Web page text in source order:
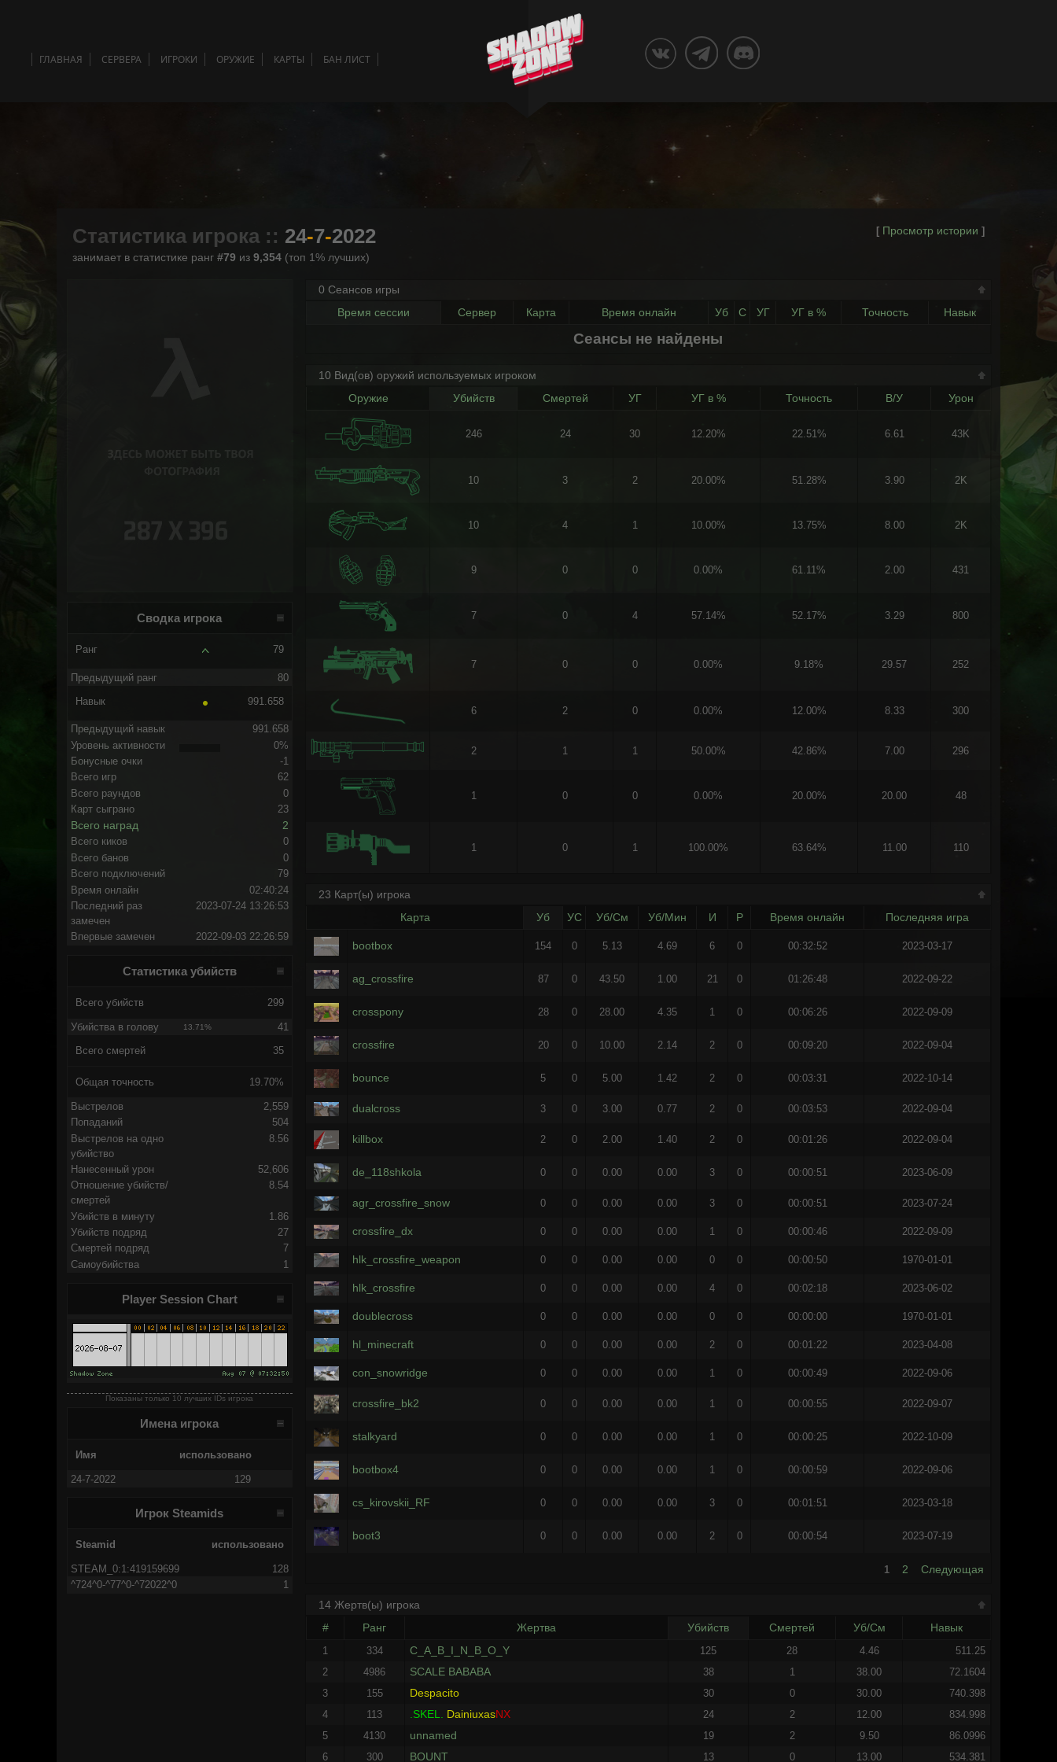
ГЛАВНАЯ СЕРВЕРА ИГРОКИ ОРУЖИЕ КАРТЫ БАН ЛИСТ
[ Просмотр истории ]
Статистика игрока :: 24-7-2022
занимает в статистике ранг #79 из 9,354(топ 1% лучших)
Сводка игрока
Ранг 79
Предыдущий ранг 80
Навык 991.658
Предыдущий навык
991.658
Уровень активности
0%
Бонусные очки
-1
Всего игр
62
Всего раундов
0
Карт сыграно
23
Всего наград 2
Всего киков
0
Всего банов
0
Всего подключений
79
Время онлайн
02:40:24
Последний раз
замечен
2023-07-24 13:26:53
Впервые замечен 2022-09-03 22:26:59
Статистика убийств
Всего убийств 299
Убийства в голову 13.71% 41
Всего смертей 35
Общая точность 19.70%
Выстрелов
2,559
Попаданий
504
Выстрелов на одно
убийство
8.56
Нанесенный урон
52,606
Отношение убийств/
смертей
8.54
Убийств в минуту
1.86
Убийств подряд
27
Смертей подряд
7
Самоубийства
1
Player Session Chart
Показаны только 10 лучших IDs игрока
Имена игрока
Имя использовано
24-7-2022 129
Игрок Steamids
Steamid использовано
STEAM_0:1:419159699
128
^724^0-^77^0-^72022^0
1
0 Сеансов игры
Время сессии
Сервер Карта Время онлайн Уб С УГ УГ в % Точность Навык
Сеансы не найдены
10 Вид(ов) оружий используемых игроком
Оружие
Убийств Смертей УГ УГ в % Точность В/У Урон
246 24 30 12.20% 22.51% 6.61 43K
10 3 2 20.00% 51.28% 3.90 2K
10 4 1 10.00% 13.75% 8.00 2K
9 0 0 0.00% 61.11% 2.00 431
7 0 4 57.14% 52.17% 3.29 800
7 0 0 0.00% 9.18% 29.57 252
6 2 0 0.00% 12.00% 8.33 300
2 1 1 50.00% 42.86% 7.00 296
1 0 0 0.00% 20.00% 20.00 48
1 0 1 100.00% 63.64% 11.00 110
23 Карт(ы) игрока
Карта
Уб УС Уб/См Уб/Мин И Р Время онлайн Последняя игра
bootbox 154 0 5.13 4.69 6 0 00:32:52 2023-03-17
ag_crossfire 87 0 43.50 1.00 21 0 01:26:48 2022-09-22
crosspony 28 0 28.00 4.35 1 0 00:06:26 2022-09-09
crossfire 20 0 10.00 2.14 2 0 00:09:20 2022-09-04
bounce 5 0 5.00 1.42 2 0 00:03:31 2022-10-14
dualcross 3 0 3.00 0.77 2 0 00:03:53 2022-09-04
killbox 2 0 2.00 1.40 2 0 00:01:26 2022-09-04
de_118shkola 0 0 0.00 0.00 3 0 00:00:51 2023-06-09
agr_crossfire_snow 0 0 0.00 0.00 3 0 00:00:51 2023-07-24
crossfire_dx 0 0 0.00 0.00 1 0 00:00:46 2022-09-09
hlk_crossfire_weapon 0 0 0.00 0.00 0 0 00:00:50 1970-01-01
hlk_crossfire 0 0 0.00 0.00 4 0 00:02:18 2023-06-02
doublecross 0 0 0.00 0.00 0 0 00:00:00 1970-01-01
hl_minecraft 0 0 0.00 0.00 2 0 00:01:22 2023-04-08
con_snowridge 0 0 0.00 0.00 1 0 00:00:49 2022-09-06
crossfire_bk2 0 0 0.00 0.00 1 0 00:00:55 2022-09-07
stalkyard 0 0 0.00 0.00 1 0 00:00:25 2022-10-09
bootbox4 0 0 0.00 0.00 1 0 00:00:59 2022-09-06
cs_kirovskii_RF 0 0 0.00 0.00 3 0 00:01:51 2023-03-18
boot3 0 0 0.00 0.00 2 0 00:00:54 2023-07-19
1 2 Следующая
14 Жертв(ы) игрока
#
Ранг Жертва Убийств Смертей Уб/См Навык
1 334 C_A_B_I_N_B_O_Y 125 28 4.46
511.25
2
4986 SCALE BABABA 38 1 38.00
72.1604
3
155 Despacito 30 0 30.00
740.398
4
113 .SKEL. DainiuxasNX 24 2 12.00
834.998
5
4130 unnamed 19 2 9.50
86.0996
6
300 BOUNT 13 0 13.00 534.381